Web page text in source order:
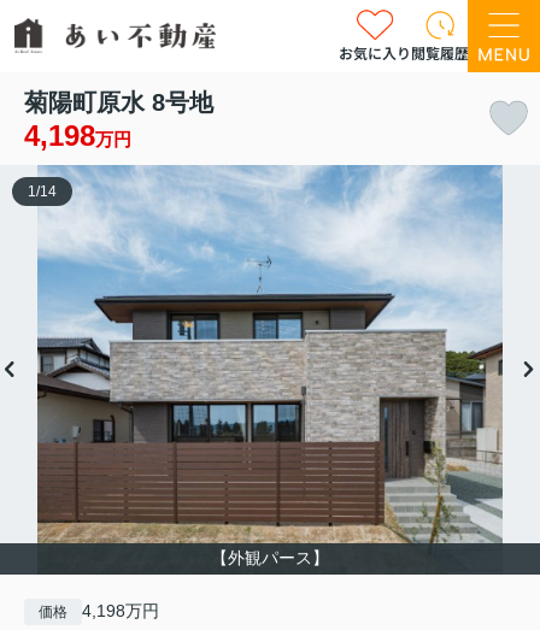
お気に入り閲覧履歴
菊陽町原水 8号地
4,198万円
【外観パース】
1 /14
価格 4,198万円